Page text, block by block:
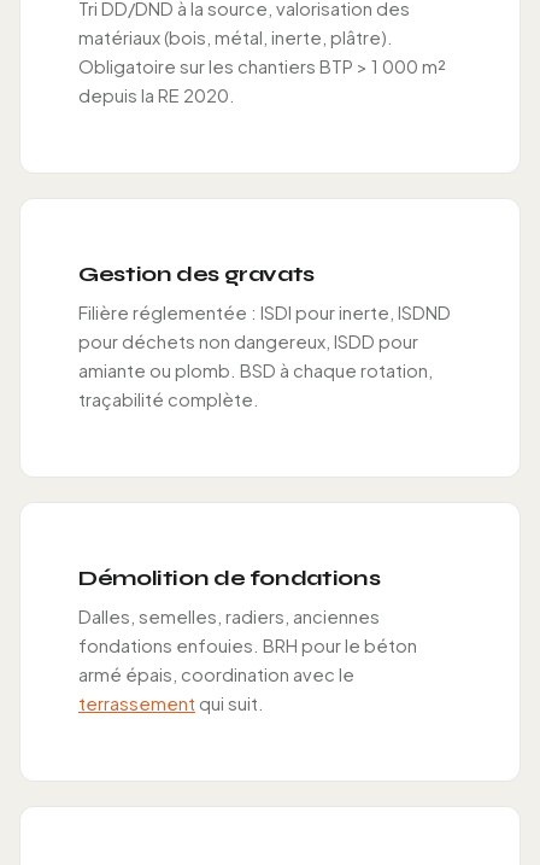
Tri DD/DND à la source, valorisation des
matériaux (bois, métal, inerte, plâtre).
Obligatoire sur les chantiers BTP > 1 000 m²
depuis la RE 2020.
Gestion des gravats
Filière réglementée : ISDI pour inerte, ISDND
pour déchets non dangereux, ISDD pour
amiante ou plomb. BSD à chaque rotation,
traçabilité complète.
Démolition de fondations
Dalles, semelles, radiers, anciennes
fondations enfouies. BRH pour le béton
armé épais, coordination avec le
terrassement qui suit.